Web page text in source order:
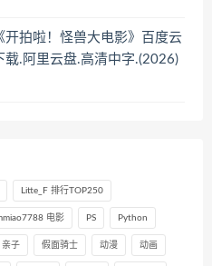
开拍啦！怪兽大电影》百度云
载.阿里云盘.高清中字.(2026)
Litte_F 排行TOP250
电影 PS Python
亲子 假面骑士 动漫 动画